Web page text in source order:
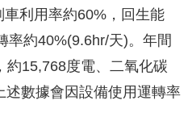
利用率約60%， 回生能
約40%(9.6hr/天)。 年間
15,768度電、 二氧化碳
數據會因設備使用運轉率